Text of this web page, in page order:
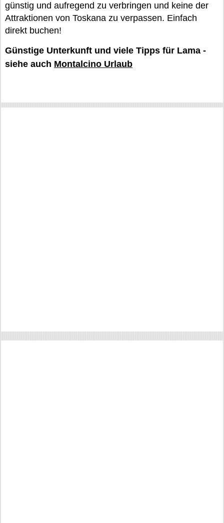
günstig und aufregend zu verbringen und keine der
Attraktionen von Toskana zu verpassen. Einfach
direkt buchen!
Günstige Unterkunft und viele Tipps für Lama -
siehe auch Montalcino Urlaub